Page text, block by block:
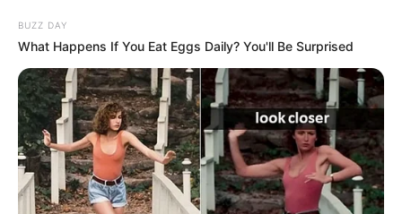
BUZZ DAY
What Happens If You Eat Eggs Daily? You'll Be Surprised